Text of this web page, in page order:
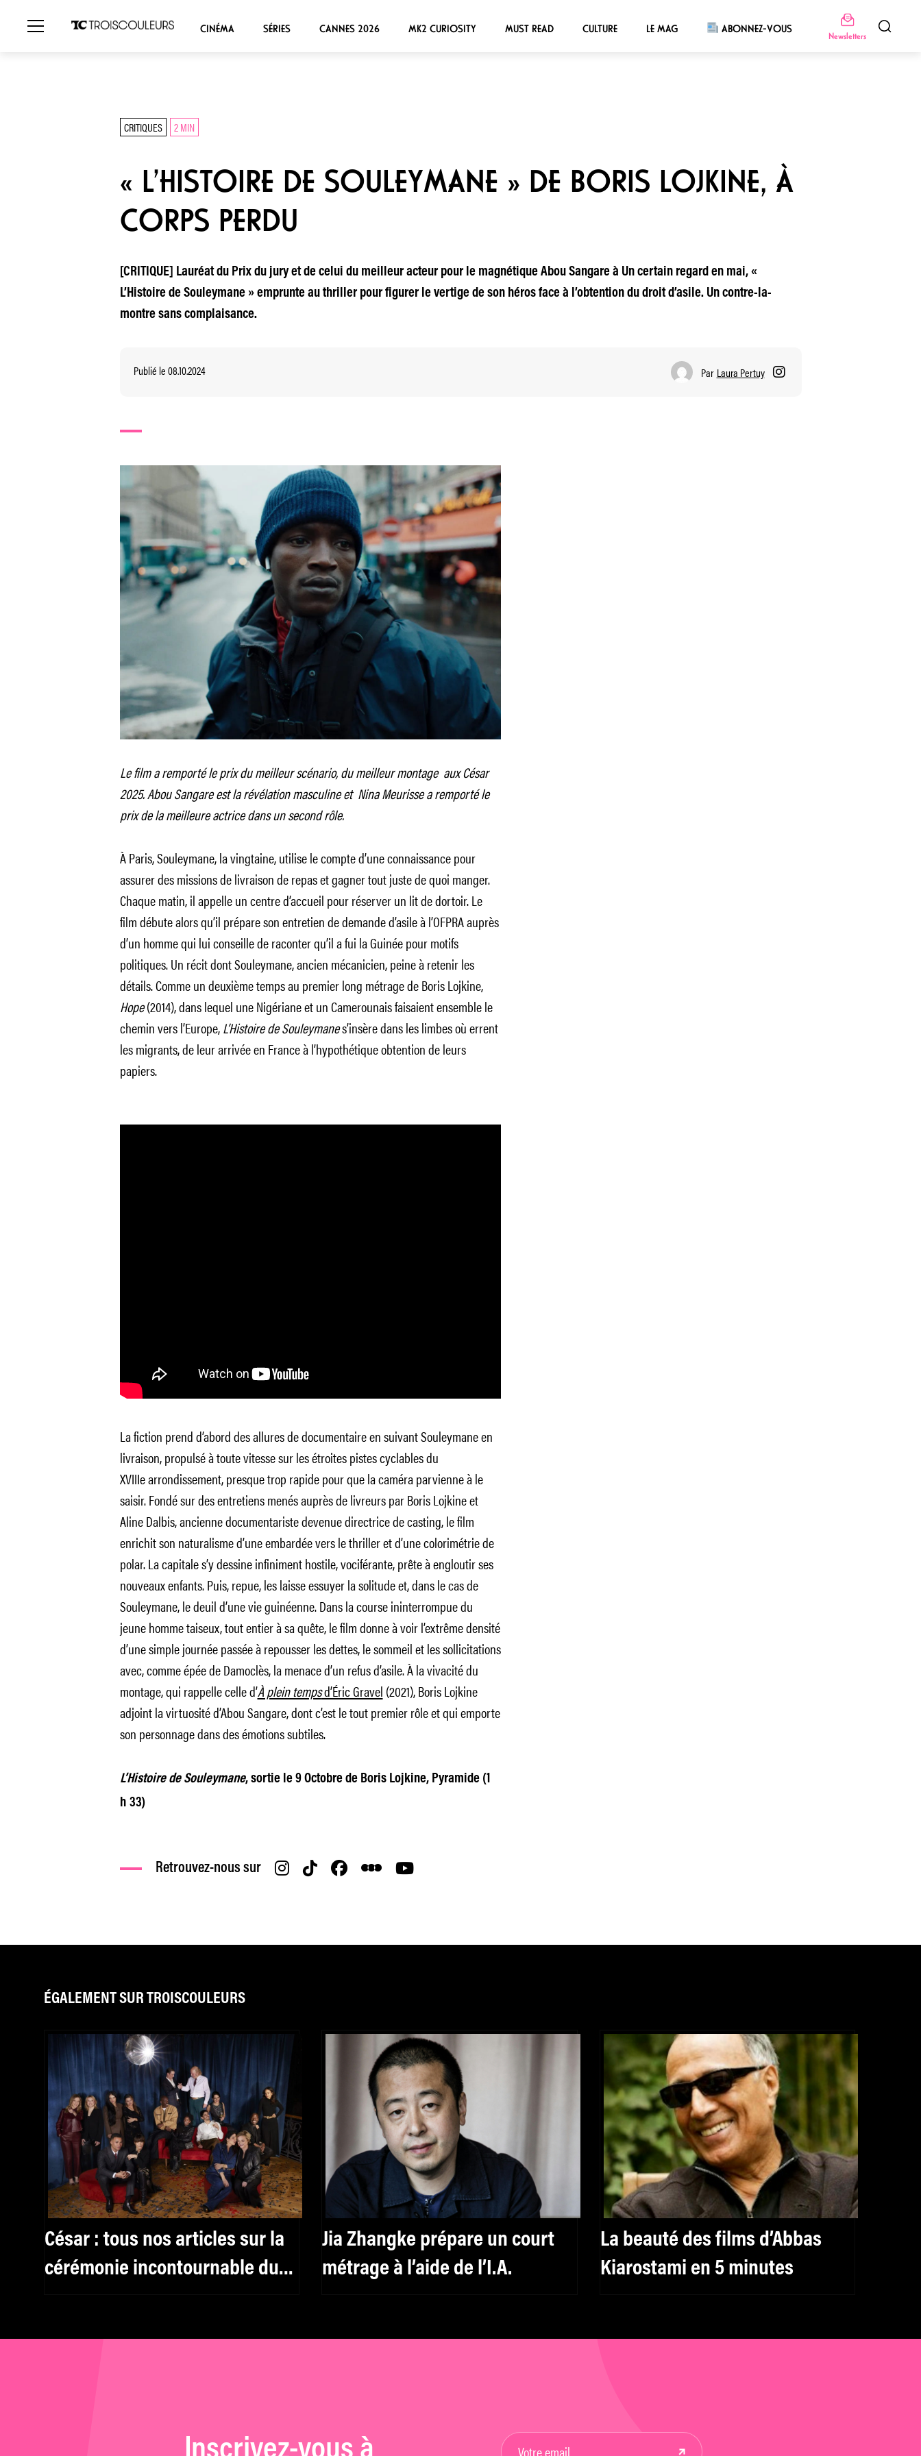
CINÉMA SÉRIES CANNES 2026 MK2 CURIOSITY MUST READ CULTURE LE MAG ABONNEZ-VOUS
Newsletters
CRITIQUES 2 MIN
« L’HISTOIRE DE SOULEYMANE » DE BORIS LOJKINE, À
CORPS PERDU
[CRITIQUE] Lauréat du Prix du jury et de celui du meilleur acteur pour le magnétique Abou Sangare à Un certain regard en mai, «
L’Histoire de Souleymane » emprunte au thriller pour figurer le vertige de son héros face à l’obtention du droit d’asile. Un contre-la-
montre sans complaisance.
Publié le 08.10.2024 Par Laura Pertuy
Le film a remporté le prix du meilleur scénario, du meilleur montage aux César
2025. Abou Sangare est la révélation masculine et Nina Meurisse a remporté le
prix de la meilleure actrice dans un second rôle.
À Paris, Souleymane, la vingtaine, utilise le compte d’une connaissance pour
assurer des missions de livraison de repas et gagner tout juste de quoi manger.
Chaque matin, il appelle un centre d’accueil pour réserver un lit de dortoir. Le
film débute alors qu’il prépare son entretien de demande d’asile à l’OFPRA auprès
d’un homme qui lui conseille de raconter qu’il a fui la Guinée pour motifs
politiques. Un récit dont Souleymane, ancien mécanicien, peine à retenir les
détails. Comme un deuxième temps au premier long métrage de Boris Lojkine,
Hope(2014), dans lequel une Nigériane et un Camerounais faisaient ensemble le
chemin vers l’Europe,L’Histoire de Souleymanes’insère dans les limbes où errent
les migrants, de leur arrivée en France à l’hypothétique obtention de leurs
papiers.
La fiction prend d’abord des allures de documentaire en suivant Souleymane en
livraison, propulsé à toute vitesse sur les étroites pistes cyclables du
XVIIIe arrondissement, presque trop rapide pour que la caméra parvienne à le
saisir. Fondé sur des entretiens menés auprès de livreurs par Boris Lojkine et
Aline Dalbis, ancienne documentariste devenue directrice de casting, le film
enrichit son naturalisme d’une embardée vers le thriller et d’une colorimétrie de
polar. La capitale s’y dessine infiniment hostile, vociférante, prête à engloutir ses
nouveaux enfants. Puis, repue, les laisse essuyer la solitude et, dans le cas de
Souleymane, le deuil d’une vie guinéenne. Dans la course ininterrompue du
jeune homme taiseux, tout entier à sa quête, le film donne à voir l’extrême densité
d’une simple journée passée à repousser les dettes, le sommeil et les sollicitations
avec, comme épée de Damoclès, la menace d’un refus d’asile. À la vivacité du
montage, qui rappelle celle d’À plein tempsd’Éric Gravel (2021), Boris Lojkine
adjoint la virtuosité d’Abou Sangare, dont c’est le tout premier rôle et qui emporte
son personnage dans des émotions subtiles.
L’Histoire de Souleymane, sortie le 9 Octobre de Boris Lojkine, Pyramide (1
h 33)
Retrouvez-nous sur
ÉGALEMENT SUR TROISCOULEURS
César : tous nos articles sur la
cérémonie incontournable du
Jia Zhangke prépare un court
métrage à l’aide de l’I.A.
La beauté des films d’Abbas
Kiarostami en 5 minutes